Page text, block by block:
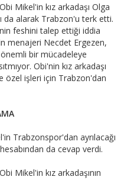
Mikel'in kız arkadaşı Olga
da alarak Trabzon'u terk etti.
feshini talep ettiği iddia
menajeri Necdet Ergezen,
bir mücadeleye
Obi'nin kız arkadaşı
özel işleri için Trabzon'dan
Trabzonspor'dan ayrılacağı
da cevap verdi.
Mikel'in kız arkadaşının